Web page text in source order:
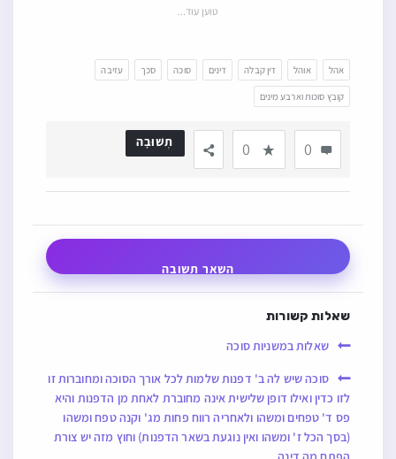
טוען עוד...
אהל אוהל דין קבלה דינים סוכה סכך עזיבה
קובץ סוכות וארבע מינים
0
0 תְשׁוּבָה
השאר תשובה
שאלות קשורות
שאלות במשניות סוכה
סוכה שיש לה ב' דפנות שלמות לכל אורך הסוכה ומחוברות זו
לזו כדין ואילו דופן שלישית אינה מחוברת לאחת מן הדפנות והיא
פס ד' טפחים ומשהו ולאחריה רווח פחות מג' וקנה טפח ומשהו
(בסך הכל ז' ומשהו ואין נוגעת בשאר הדפנות) וחוץ מזה יש צורת